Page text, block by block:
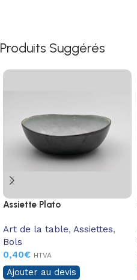
Produits Suggérés
Assiette Plato
Art de la table, Assiettes,
Bols
0,40€ HTVA
Ajouter au devis